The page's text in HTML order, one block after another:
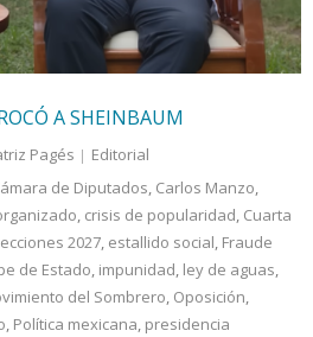
A SHEINBAUM
Pagés
Editorial
de Diputados, Carlos Manzo,
, crisis de popularidad, Cuarta
2027, estallido social, Fraude
de Estado, impunidad, ley de aguas,
del Sombrero, Oposición,
, Política mexicana, presidencia